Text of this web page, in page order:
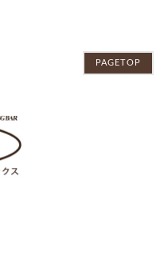
PAGETOP